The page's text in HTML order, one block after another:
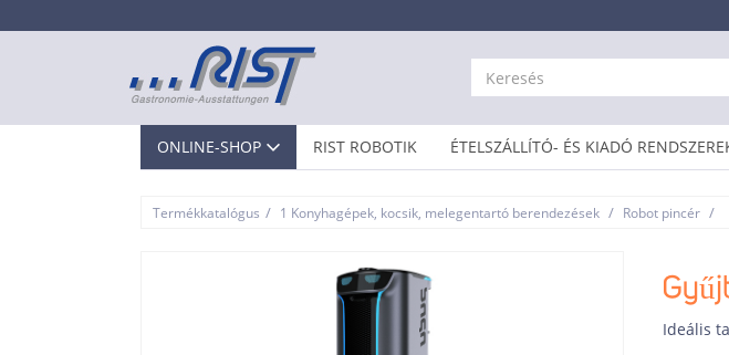
ONLINE-SHOP RIST ROBOTIK ÉTELSZÁLLÍTÓ- ÉS KIADÓ
Termékkatalógus / 1 Konyhagépek, kocsik, melegentartó berendezések / Robot pincér /
Ideális